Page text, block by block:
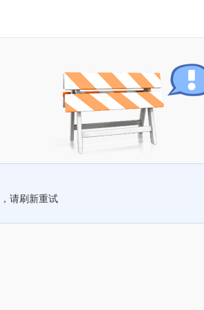
请刷新重试